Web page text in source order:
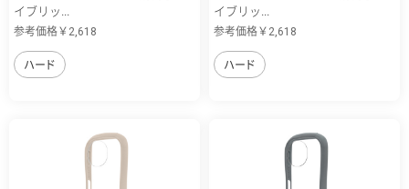
イブリッ...
参考価格￥2,618
ハード
イブリッ...
参考価格￥2,618
ハード